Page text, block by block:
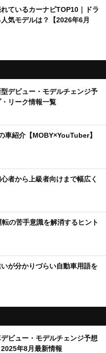
れているカーナビTOP10｜ドラ
気モデルは？【2026年6月
型デビュー・モデルチェンジ予
リーク情報一覧
車紹介【MOBY×YouTuber】
心者から上級者向けまで幅広く
転の苦手意識を解消するヒント
いが分かりづらい自動車用語を
デビュー・モデルチェンジ予想
年8月最新情報